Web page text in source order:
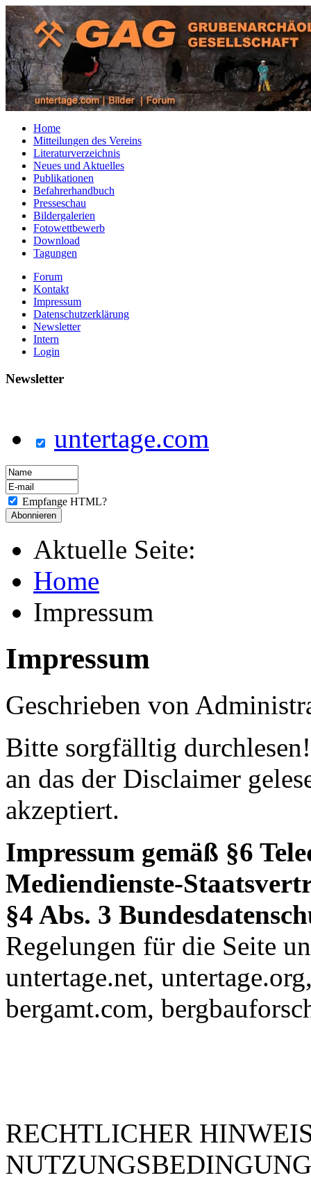
Home
Mitteilungen des Vereins
Literaturverzeichnis
Neues und Aktuelles
Publikationen
Befahrerhandbuch
Presseschau
Bildergalerien
Fotowettbewerb
Download
Tagungen
Forum
Kontakt
Impressum
Datenschutzerklärung
Newsletter
Intern
Login
Newsletter
untertage.com
Empfange HTML?
Aktuelle Seite:
Home
Impressum
Impressum
Geschrieben von
Bitte sorgfälltig
an das der Disclaimer
akzeptiert.
Impressum gemäß §6
Mediendienste-
§4 Abs. 3
Regelungen für die Seite
untertage.net,
bergamt.com,
RECHTLICHER